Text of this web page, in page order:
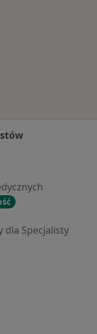
dla Specjalisty